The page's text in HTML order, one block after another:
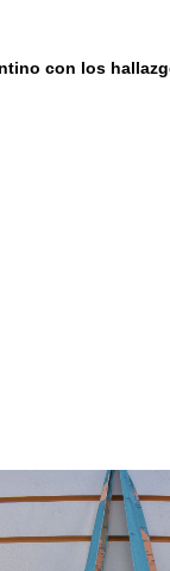
con los